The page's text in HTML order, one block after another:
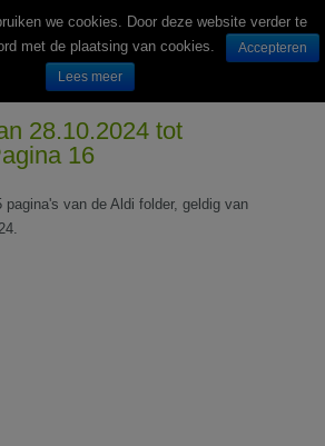
Nederlandse supermarkten en winkels
28.10.2024 tot
16
pagina's van de Aldi folder, geldig van
we cookies. Door deze website verder te
met de plaatsing van cookies.
Accepteren
Lees meer